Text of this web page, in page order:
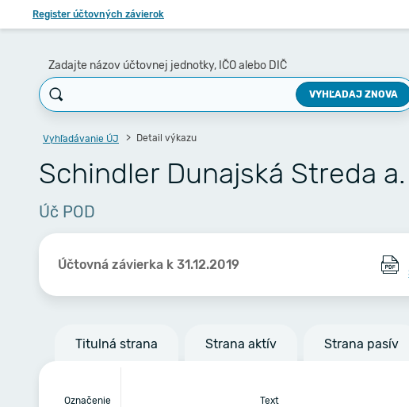
Register účtovných závierok
Zadajte názov účtovnej jednotky, IČO alebo DIČ
VYHĽADAJ ZNOVA
Vyhľadávanie ÚJ Detail výkazu
Schindler Dunajská Streda
Úč POD
Účtovná závierka k 31.12.2019
Titulná strana Strana aktív Strana pasív
Označenie Text